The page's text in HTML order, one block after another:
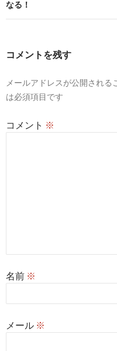
ゲ
シ
ン
なる！
コメントを残す
メールアドレスが公開される
は必須項目です
コメント ※
名前 ※
メール ※